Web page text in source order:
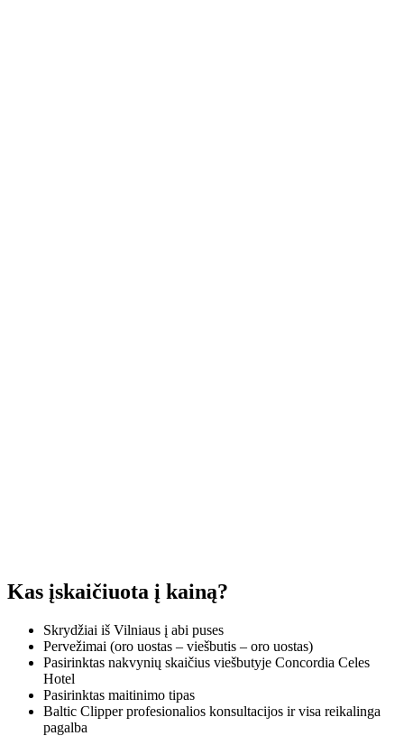
Kas įskaičiuota į kainą?
Skrydžiai iš Vilniaus į abi puses
Pervežimai (oro uostas – viešbutis – oro uostas)
Pasirinktas nakvynių skaičius viešbutyje Concordia Celes
Hotel
Pasirinktas maitinimo tipas
Baltic Clipper profesionalios konsultacijos ir visa reikalinga
pagalba